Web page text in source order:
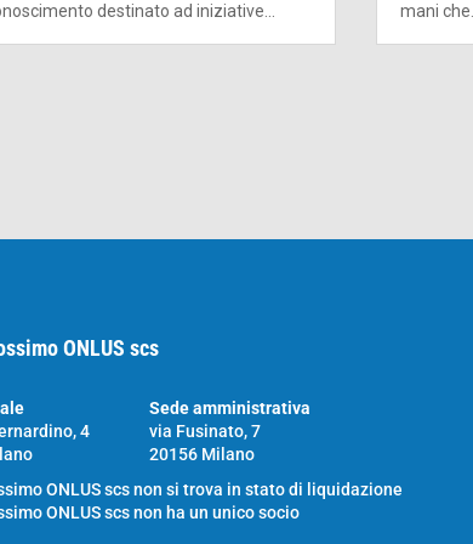
destinato ad iniziative...
mani che...
ONLUS scs
4
Sede amministrativa
via Fusinato, 7
20156 Milano
ONLUS scs non si trova in stato di liquidazione
ONLUS scs non ha un unico socio